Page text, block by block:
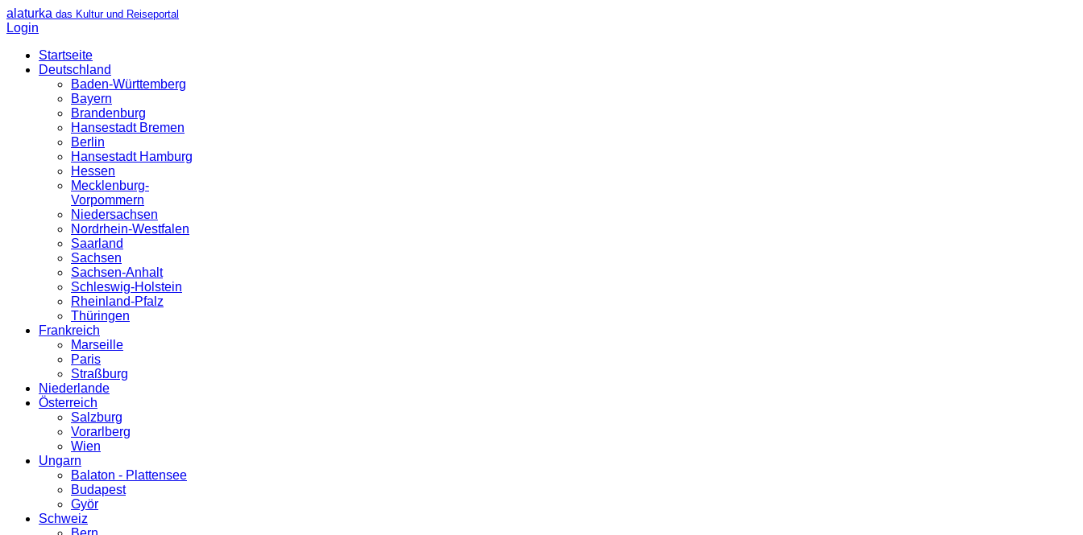
alaturka das Kultur und Reiseportal
Login
Startseite
Deutschland
Baden-Württemberg
Bayern
Brandenburg
Hansestadt Bremen
Berlin
Hansestadt Hamburg
Hessen
Mecklenburg-
Vorpommern
Niedersachsen
Nordrhein-Westfalen
Saarland
Sachsen
Sachsen-Anhalt
Schleswig-Holstein
Rheinland-Pfalz
Thüringen
Frankreich
Marseille
Paris
Straßburg
Niederlande
Österreich
Salzburg
Vorarlberg
Wien
Ungarn
Balaton - Plattensee
Budapest
Györ
Schweiz